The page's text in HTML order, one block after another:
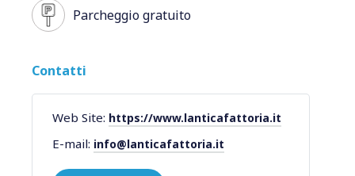
Parcheggio gratuito
Contatti
Web Site: https://www.lanticafattoria.it
E-mail: info@lanticafattoria.it